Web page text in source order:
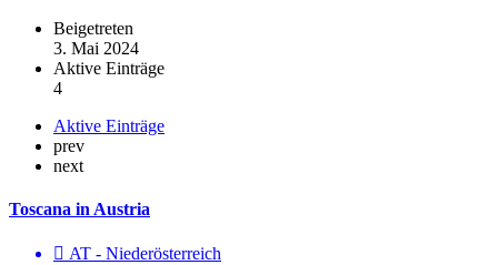
Beigetreten
3. Mai 2024
Aktive Einträge
4
Aktive Einträge
prev
next
Toscana in Austria
AT - Nieder­österreich